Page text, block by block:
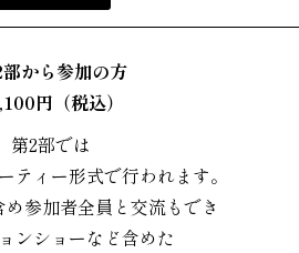
から参加の方
円（税込）
第2部では
ティー形式で行われます。
参加者全員と交流もでき
ンショーなど含めた